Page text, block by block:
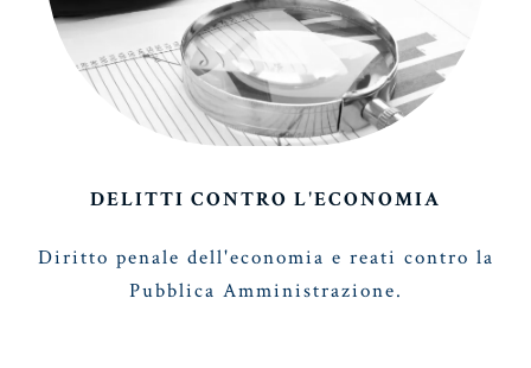
DELITTI CONTRO L'ECONOMIA
Diritto penale dell'economia e reati contro la
Pubblica Amministrazione.